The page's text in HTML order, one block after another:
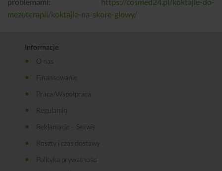
mezoterapii/koktajle-na-skore-glowy/
Informacje
O nas
Finansowanie
Praca/Współpraca
Regulamin
Reklamacje – Serwis
Koszty i czas dostawy
Polityka prywatności